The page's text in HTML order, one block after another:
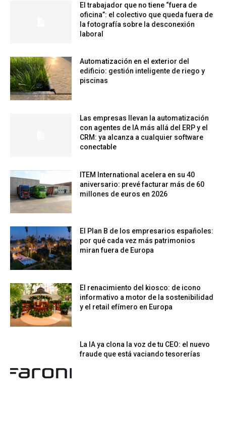
El trabajador que no tiene “fuera de
oficina”: el colectivo que queda fuera de
la fotografía sobre la desconexión
laboral
Automatización en el exterior del
edificio: gestión inteligente de riego y
piscinas
Las empresas llevan la automatización
con agentes de IA más allá del ERP y el
CRM: ya alcanza a cualquier software
conectable
ITEM International acelera en su 40
aniversario: prevé facturar más de 60
millones de euros en 2026
El Plan B de los empresarios españoles:
por qué cada vez más patrimonios
miran fuera de Europa
El renacimiento del kiosco: de icono
informativo a motor de la sostenibilidad
y el retail efímero en Europa
La IA ya clona la voz de tu CEO: el nuevo
fraude que está vaciando tesorerías